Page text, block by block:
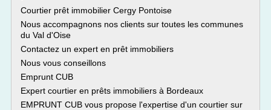
Courtier prêt immobilier Cergy Pontoise
Nous accompagnons nos clients sur toutes les communes
du Val d'Oise
Contactez un expert en prêt immobiliers
Nous vous conseillons
Emprunt CUB
Expert courtier en prêts immobiliers à Bordeaux
EMPRUNT CUB vous propose l'expertise d'un courtier sur